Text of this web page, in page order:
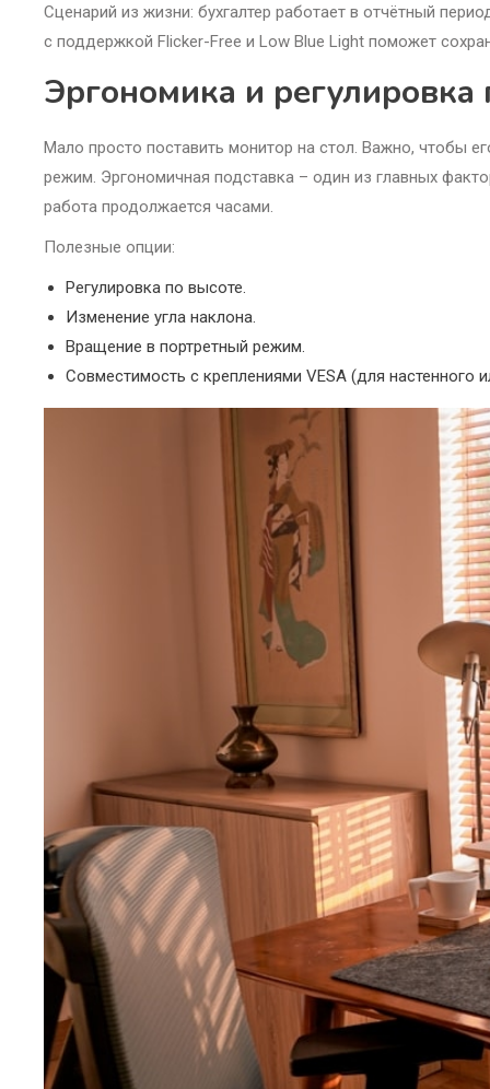
Сценарий из жизни: бухгалтер работает в отчётный
с поддержкой Flicker-Free и Low Blue Light поможет
Эргономика и
Мало просто поставить монитор на стол. Важно, чтобы
режим. Эргономичная подставка – один из главных
работа продолжается часами.
Полезные опции:
Регулировка по высоте.
Изменение угла наклона.
Вращение в портретный режим.
Совместимость с креплениями VESA (для настенного